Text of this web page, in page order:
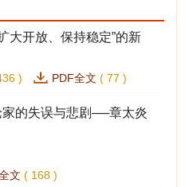
大开放、保持稳定”的新
) PDF全文 ( 77 )
的失误与悲剧──章太炎
文 ( 168 )